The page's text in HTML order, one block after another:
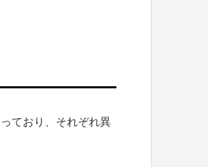
ており、それぞれ異